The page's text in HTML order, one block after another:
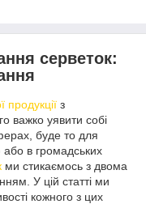
серветок:
продукції з
важко уявити собі
буде то для
в громадських
ми стикаємось з двома
У цій статті ми
кожного з цих